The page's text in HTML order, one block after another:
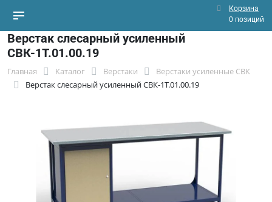
Корзина
0 позиций
Верстак слесарный усиленный
СВК-1Т.01.00.19
Главная Каталог Верстаки
Верстаки усиленные СВК
Верстак слесарный усиленный СВК-1Т.01.00.19